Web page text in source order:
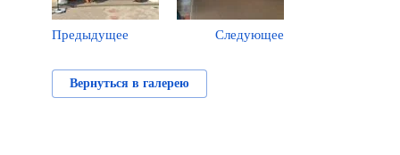
Предыдущее Следующее
Вернуться в галерею